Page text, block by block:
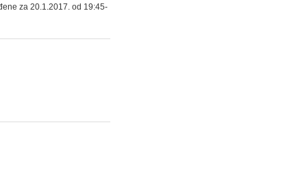
za 20.1.2017. od 19:45-